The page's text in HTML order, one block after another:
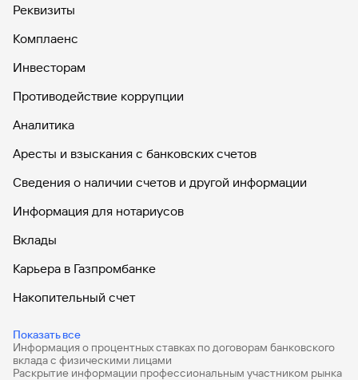
Реквизиты
Комплаенс
Инвесторам
Противодействие коррупции
Аналитика
Аресты и взыскания с банковских счетов
Сведения о наличии счетов и другой информации
Информация для нотариусов
Вклады
Карьера в Газпромбанке
Накопительный счет
Показать все
Дебетовые карты с бесплатным обслуживанием
Информация о процентных ставках по договорам банковского
вклада с физическими лицами
Раскрытие информации профессиональным участником рынка